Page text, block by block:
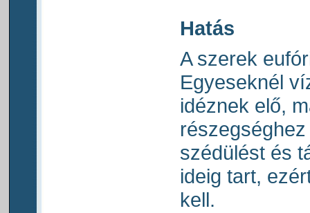
Hatás
A szerek
Egyeseknél
idéznek elő,
szédülést és
ideig tart,
kell.